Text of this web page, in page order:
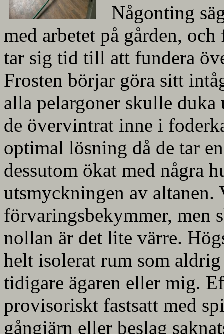
Någonting
med arbetet på gården,
tar sig tid till att fundera
Frosten börjar göra sitt
alla pelargoner skulle
de övervintrat inne i
optimal lösning då de tar
dessutom ökat med några
utsmyckningen av altanen.
förvaringsbekymmer, men
nollan är det lite värre.
helt isolerat rum som
tidigare ägaren eller mig.
provisoriskt fastsatt med
gångjärn eller beslag